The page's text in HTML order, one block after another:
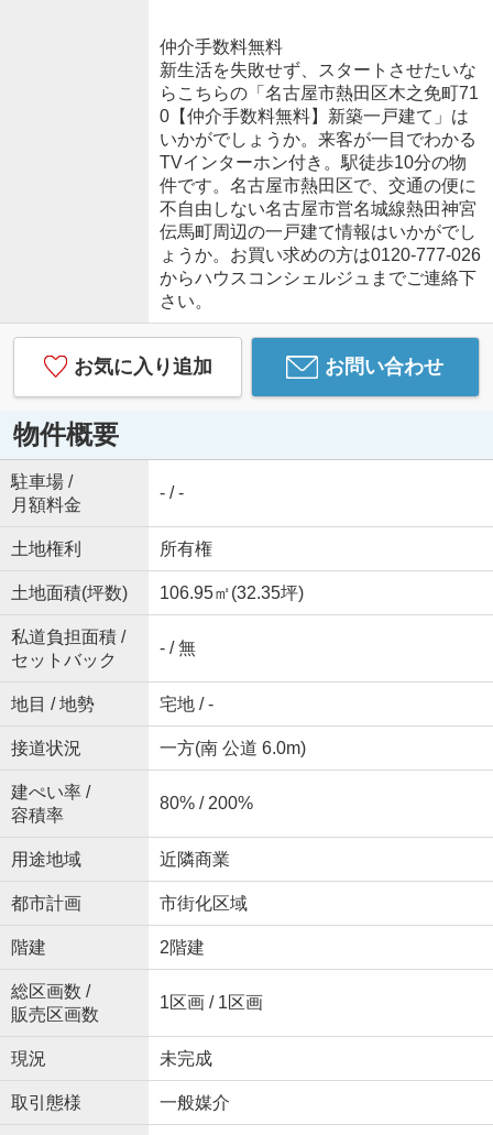
仲介手数料無料
新生活を失敗せず、スタートさせたいな
らこちらの「名古屋市熱田区木之免町71
0【仲介手数料無料】新築一戸建て」は
いかがでしょうか。来客が一目でわかる
TVインターホン付き。駅徒歩10分の物
件です。名古屋市熱田区で、交通の便に
不自由しない名古屋市営名城線熱田神宮
伝馬町周辺の一戸建て情報はいかがでし
ょうか。お買い求めの方は0120-777-026
からハウスコンシェルジュまでご連絡下
さい。
お気に入り追加 お問い合わせ
物件概要
駐車場 /
月額料金
- / -
土地権利 所有権
土地面積(坪数) 106.95㎡(32.35坪)
私道負担面積 /
セットバック
- / 無
地目 / 地勢 宅地 / -
接道状況 一方(南 公道 6.0m)
建ぺい率 /
容積率
80% / 200%
用途地域 近隣商業
都市計画 市街化区域
階建 2階建
総区画数 /
販売区画数
1区画 / 1区画
現況 未完成
取引態様 一般媒介